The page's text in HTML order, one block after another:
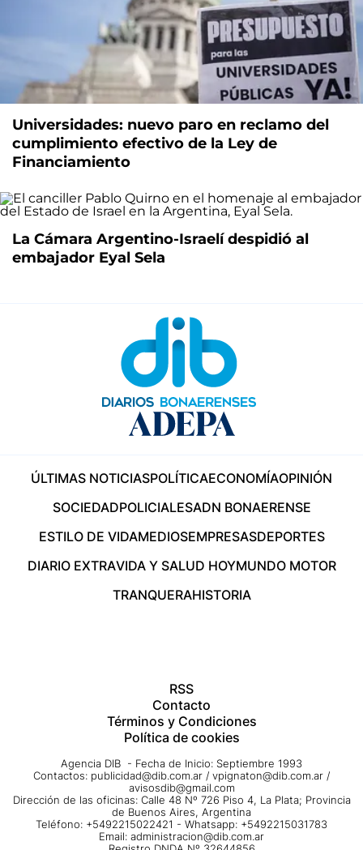
Universidades: nuevo paro en reclamo del
cumplimiento efectivo de la Ley de
Financiamiento
La Cámara Argentino-Israelí despidió al
embajador Eyal Sela
ÚLTIMAS NOTICIASPOLÍTICAECONOMÍAOPINIÓN
SOCIEDADPOLICIALESADN BONAERENSE
ESTILO DE VIDAMEDIOSEMPRESASDEPORTES
DIARIO EXTRAVIDA Y SALUD HOYMUNDO MOTOR
TRANQUERAHISTORIA
RSS
Contacto
Términos y Condiciones
Política de cookies
Agencia DIB - Fecha de Inicio: Septiembre 1993
Contactos: publicidad@dib.com.ar / vpignaton@dib.com.ar /
avisosdib@gmail.com
Dirección de las oficinas: Calle 48 Nº 726 Piso 4, La Plata; Provincia
de Buenos Aires, Argentina
Teléfono: +5492215022421 - Whatsapp: +5492215031783
Email: administracion@dib.com.ar